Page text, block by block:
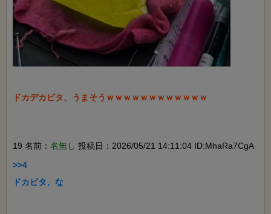
ドカデカビタ、うまそうｗｗｗｗｗｗｗｗｗｗｗｗ
19 名前： 名無し 投稿日：2026/05/21 14:11:04 ID:MhaRa7CgA
>>4
ドカビタ、な